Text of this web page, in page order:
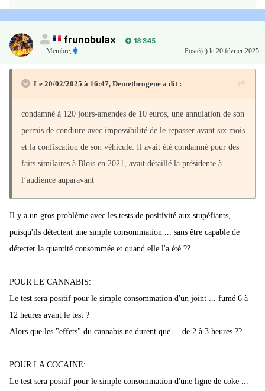
frunobulax
18 345
Membre, Posté(e) le 20 février 2025
Le 20/02/2025 à 16:47, Demethrogene a dit :
condamné à 120 jours-amendes de 10 euros, une annulation de son
permis de conduire avec impossibilité de le repasser avant six mois
et la confiscation de son véhicule. Il avait été condamné pour des
faits similaires à Blois en 2021, avait détaillé la présidente à
l’audience auparavant
Il y a un gros problème avec les tests de positivité aux stupéfiants,
puisqu'ils détectent une simple consommation ... sans être capable de
détecter la quantité consommée et quand elle l'a été ??
POUR LE CANNABIS:
Le test sera positif pour le simple consommation d'un joint ... fumé 6 à
12 heures avant le test ?
Alors que les "effets" du cannabis ne durent que ... de 2 à 3 heures ??
POUR LA COCAINE:
Le test sera positif pour le simple consommation d'une ligne de coke ...